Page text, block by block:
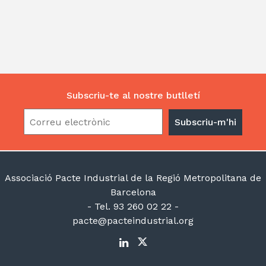
Subscriu-te al nostre butlletí
Associació Pacte Industrial de la Regió Metropolitana de
Barcelona
- Tel. 93 260 02 22 -
pacte@pacteindustrial.org